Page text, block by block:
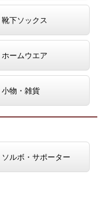
靴下ソックス
ホームウエア
小物・雑貨
ソルボ・サポーター